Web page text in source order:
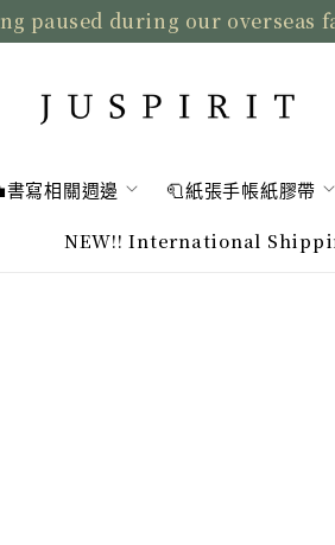
paused during our
書寫相關週邊 🧻紙張手帳紙膠帶
NEW!! International